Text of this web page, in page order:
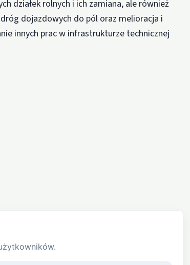
działek rolnych i ich zamiana, ale również
dojazdowych do pól oraz melioracja i
innych prac w infrastrukturze technicznej